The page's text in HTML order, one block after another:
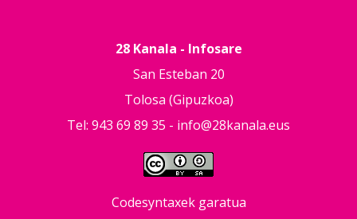
28 Kanala - Infosare
San Esteban 20
Tolosa (Gipuzkoa)
Tel: 943 69 89 35 - info@28kanala.eus
Codesyntaxek garatua